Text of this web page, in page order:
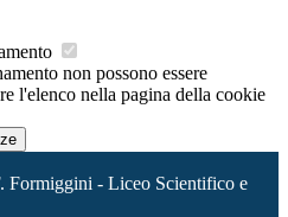
non possono essere
l'elenco nella pagina della cookie
Formiggini - Liceo Scientifico e